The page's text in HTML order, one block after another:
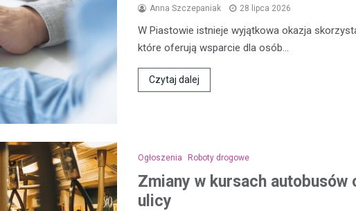
Anna Szczepaniak 28 lipca 2026
W Piastowie istnieje wyjątkowa okazja
które oferują wsparcie dla osób…
Czytaj dalej
Ogłoszenia Roboty drogowe
Zmiany w kursach
ulicy